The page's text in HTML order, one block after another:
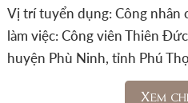
Vị trí tuyển dụng: Công nhân
làm việc: Công viên Thiên
huyện Phù Ninh, tỉnh Phú
Xem